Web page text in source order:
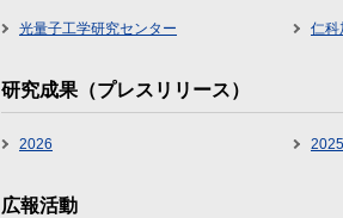
光量子工学研究センター 仁科
研究成果（プレスリリース）
2026 2025
広報活動